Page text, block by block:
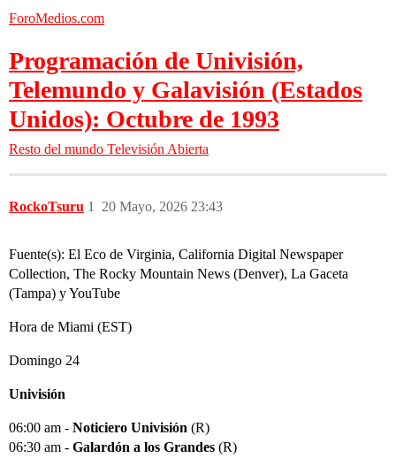
ForoMedios.com
Programación de Univisión,
Telemundo y Galavisión (Estados
Unidos): Octubre de 1993
Resto del mundo Televisión Abierta
RockoTsuru 20 Mayo, 2026 23:43
1
Fuente(s): El Eco de Virginia, California Digital Newspaper
Collection, The Rocky Mountain News (Denver), La Gaceta
(Tampa) y YouTube
Hora de Miami (EST)
Domingo 24
Univisión
06:00 am - Noticiero Univisión (R)
06:30 am - Galardón a los Grandes (R)